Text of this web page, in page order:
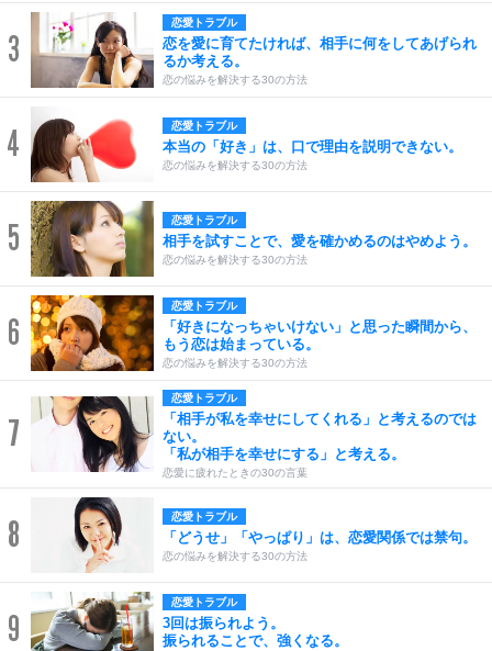
3
恋愛トラブル
恋を愛に育てたければ、相手に何をしてあげられ
るか考える。
恋の悩みを解決する30の方法
4 恋愛トラブル
本当の「好き」は、口で理由を説明できない。
恋の悩みを解決する30の方法
5 恋愛トラブル
相手を試すことで、愛を確かめるのはやめよう。
恋の悩みを解決する30の方法
6
恋愛トラブル
「好きになっちゃいけない」と思った瞬間から、
もう恋は始まっている。
恋の悩みを解決する30の方法
7
恋愛トラブル
「相手が私を幸せにしてくれる」と考えるのでは
ない。
「私が相手を幸せにする」と考える。
恋愛に疲れたときの30の言葉
8 恋愛トラブル
「どうせ」「やっぱり」は、恋愛関係では禁句。
恋の悩みを解決する30の方法
9
恋愛トラブル
3回は振られよう。
振られることで、強くなる。